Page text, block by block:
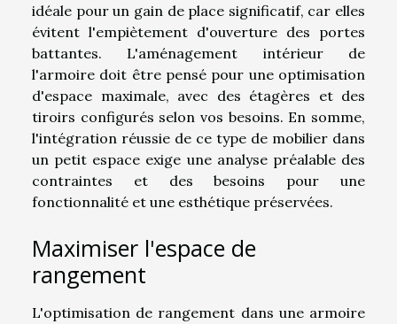
idéale pour un gain de place significatif, car elles
évitent l'empiètement d'ouverture des portes
battantes. L'aménagement intérieur de
l'armoire doit être pensé pour une optimisation
d'espace maximale, avec des étagères et des
tiroirs configurés selon vos besoins. En somme,
l'intégration réussie de ce type de mobilier dans
un petit espace exige une analyse préalable des
contraintes et des besoins pour une
fonctionnalité et une esthétique préservées.
Maximiser l'espace de
rangement
L'optimisation de rangement dans une armoire